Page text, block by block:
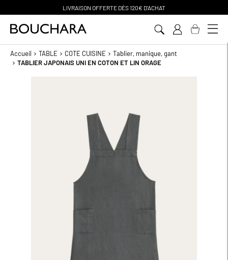
PAIEMENT EN 3 SANS FRAIS
Accueil TABLE COTE CUISINE
Tablier, manique, gant
TABLIER JAPONAIS UNI EN COTON ET LIN ORAGE